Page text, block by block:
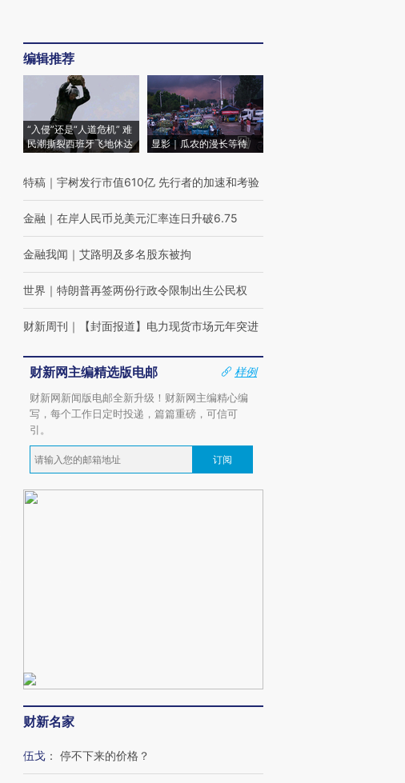
编辑推荐
“入侵”还是“人道危机” 难
民潮撕裂西班牙飞地休达
显影｜瓜农的漫长等待
特稿 ｜ 宇树发行市值610亿 先行者的加速和考验
金融 ｜ 在岸人民币兑美元汇率连日升破6.75
金融我闻 ｜ 艾路明及多名股东被拘
世界 ｜ 特朗普再签两份行政令限制出生公民权
财新周刊 ｜ 【封面报道】电力现货市场元年突进
财新网主编精选版电邮
样例
财新网新闻版电邮全新升级！财新网主编精心编
写，每个工作日定时投递，篇篇重磅，可信可
引。
订阅
财新名家
伍戈 ： 停不下来的价格？